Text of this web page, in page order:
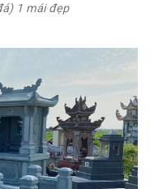
1 mái đẹp